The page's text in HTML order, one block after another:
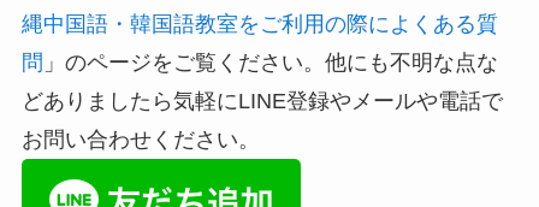
縄中国語・韓国語教室をご利用の際によくある質
問 」のページをご覧ください。他にも不明な点な
どありましたら気軽にLINE登録やメールや電話で
お問い合わせください。